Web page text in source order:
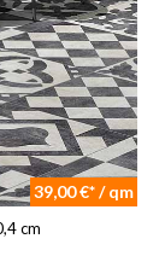
39,00 €* / qm
cm